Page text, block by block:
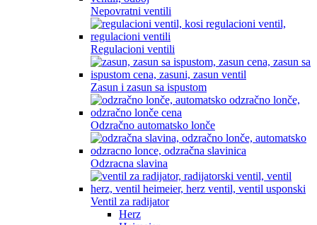
Nepovratni ventili
Regulacioni ventili
Zasun i zasun sa ispustom
Odzračno automatsko lonče
Odzracna slavina
Ventil za radijator
Herz